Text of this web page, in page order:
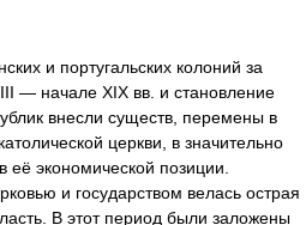
и португальских колоний за
— начале XIX вв. и становление
внесли существ, перемены в
церкви, в значительно
её экономической позиции.
и государством велась острая
В этот период были заложены